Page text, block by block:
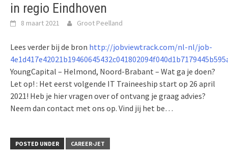
in regio Eindhoven
8 maart 2021 Groot Peelland
Lees verder bij de bron http://jobviewtrack.com/nl-nl/job-
YoungCapital – Helmond, Noord-Brabant – Wat ga je doen?
Let op! : Het eerst volgende IT Traineeship start op 26 april
2021! Heb je hier vragen over of ontvang je graag advies?
Neem dan contact met ons op. Vind jij het be…
POSTED UNDER CAREER-JET